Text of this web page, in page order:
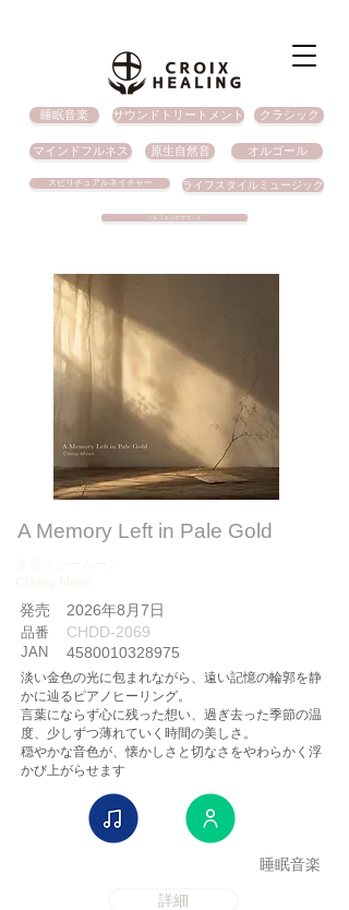
睡眠音楽 サウンドトリートメント クラシック
マインドフルネス 原生自然音 オルゴール
スピリチュアルネイチャー ライフスタイルミュージック
ソルフェジオサウンド
​商品情報
（睡眠音
楽）
A Memory Left in Pale Gold
​発売 2026年8月7日
品番 CHDD-2069
JAN 4580010328975
淡い金色の光に包まれながら、遠い記憶の輪郭を静
かに辿るピアノヒーリング。
言葉にならず心に残った想い、過ぎ去った季節の温
度、少しずつ薄れていく時間の美しさ。
穏やかな音色が、懐かしさと切なさをやわらかく浮
かび上がらせます
睡眠音楽
詳細